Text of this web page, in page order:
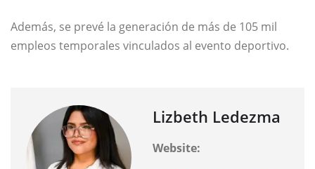
Además, se prevé la generación de más de 105 mil
empleos temporales vinculados al evento deportivo.
Lizbeth Ledezma
Website: